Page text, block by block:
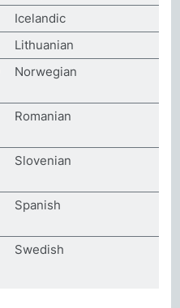
Icelandic
Lithuanian
Norwegian
Romanian
Slovenian
Spanish
Swedish